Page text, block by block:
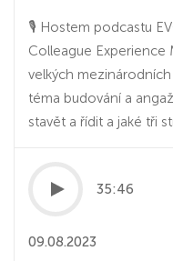
🎙 Hostem podcastu
Colleague Experience
velkých
téma budování a
stavět a řídit a jaké tři
35:46
09.08.2023